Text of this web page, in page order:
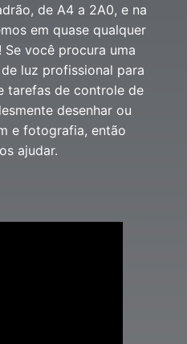
de A4 a 2A0, e na
em quase qualquer
você procura uma
luz profissional para
tarefas de controle de
desenhar ou
e fotografia, então
ajudar.